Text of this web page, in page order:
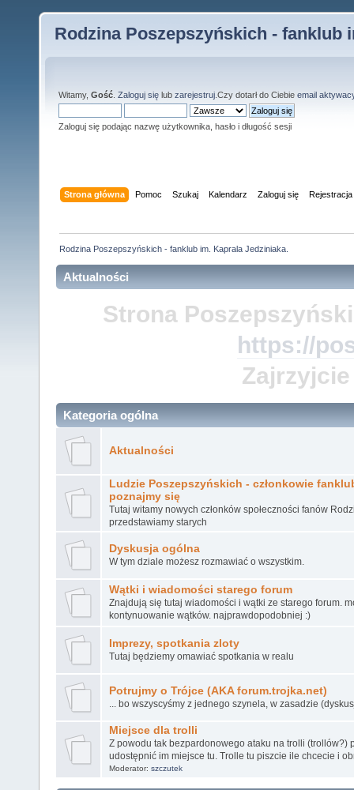
Rodzina Poszepszyńskich - fanklub
Witamy, Gość Zaloguj się lub zarejestruj .Czy dotarł do Ciebie email
Zaloguj się podając nazwę użytkownika, hasło i długość sesji
Strona główna Pomoc Szukaj Kalendarz Zaloguj się Rejestracja
Rodzina Poszepszyńskich - fanklub im. Kaprala Jedziniaka.
Aktualności
Strona
https://
Kategoria ogólna
Aktualności
Ludzie Poszepszyńskich - członkowie
poznajmy się
Tutaj witamy nowych członków społeczności fanów
przedstawiamy starych
Dyskusja ogólna
W tym dziale możesz rozmawiać o wszystkim.
Wątki i wiadomości starego forum
Znajdują się tutaj wiadomości i wątki ze starego forum.
kontynuowanie wątków. najprawdopodobniej :)
Imprezy, spotkania zloty
Tutaj będziemy omawiać spotkania w realu
Potrujmy o Trójce (AKA forum.trojka.net)
... bo wszyscyśmy z jednego szynela, w zasadzie
Miejsce dla trolli
Z powodu tak bezpardonowego ataku na trolli (trollów?)
udostępnić im miejsce tu. Trolle tu piszcie ile chcecie i
Moderator: szczutek